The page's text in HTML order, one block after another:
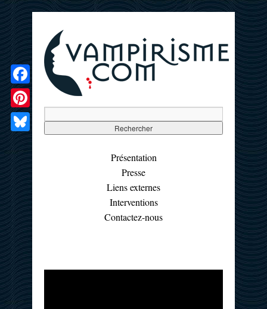
Présentation
Presse
Liens externes
Interventions
Contactez-nous
Facebook
Pinterest
Bluesky